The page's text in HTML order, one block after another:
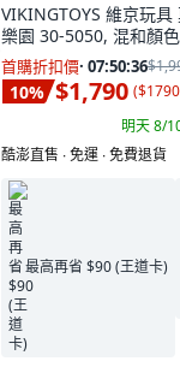
VIKINGTOYS 維京玩
樂園 30-5050, 混和顏
首購折扣價· 07:50:34
10% $1,790 (
明天 8/
酷澎直售 ∙ 免運 ∙ 免費退貨
最高再省 $90 (王道卡)